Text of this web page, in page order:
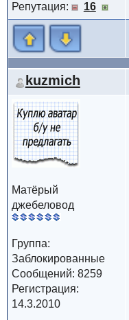
Репутация: 16
kuzmich
Матёрый
джебеловод
Группа:
Заблокированные
Сообщений: 8259
Регистрация:
14.3.2010